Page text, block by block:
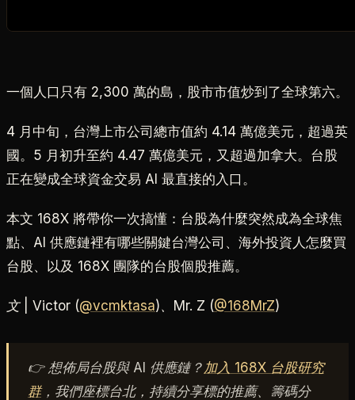
一個人口只有 2,300 萬的島，股市市值炒到了全球第六。
4 月中旬，台灣上市公司總市值約 4.14 萬億美元，超過英
國。5 月初升至約 4.47 萬億美元，又超過加拿大。台股
正在變成全球資金交易 AI 最直接的入口。
本文 168X 將帶你一次搞懂：台股為什麼突然成為全球焦
點、AI 供應鏈裡有哪些關鍵台灣公司、海外投資人怎麼買
台股、以及 168X 團隊的台股個股推薦。
文 | Victor (@vcmktasa)、Mr. Z (@168MrZ)
👉 想佈局台股與 AI 供應鏈？ 加入 168X 台股研究
群，我們座標台北，持續分享標的推薦、籌碼分